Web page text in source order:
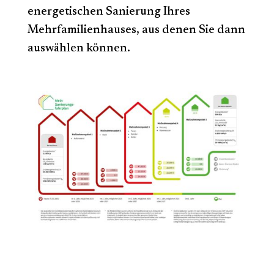
energetischen Sanierung Ihres
Mehrfamilienhauses, aus denen Sie dann
auswählen können.